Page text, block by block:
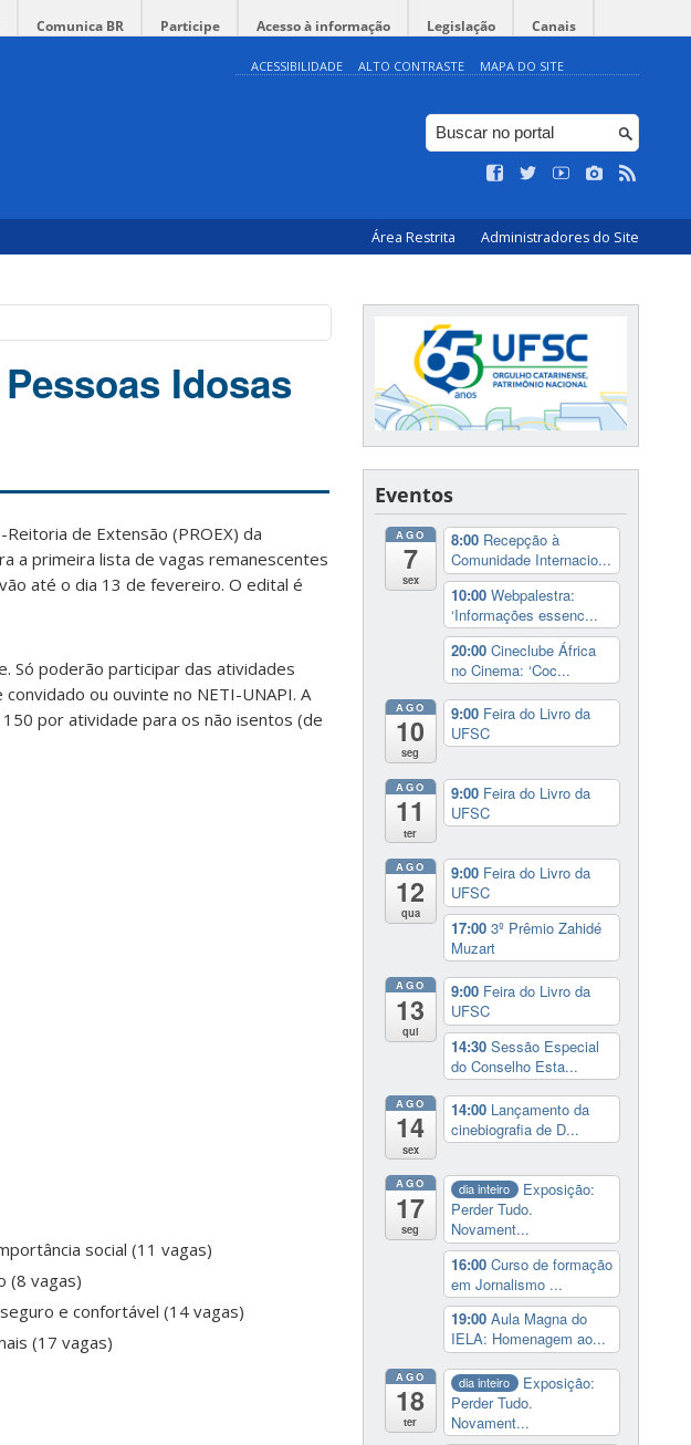
Comunica BR Participe Acesso à informação Legislação Canais
ACESSIBILIDADE ALTO CONTRASTE MAPA DO SITE
Área Restrita Administradores do Site
Idosas
de Extensão (PROEX) da
a primeira lista de vagas remanescentes
vão até o dia 13 de fevereiro. O edital é
Só poderão participar das atividades
ou ouvinte no NETI-UNAPI. A
por atividade para os não isentos (de
social (11 vagas)
(8 vagas)
e confortável (14 vagas)
(17 vagas)
Eventos
AGO
7
sex
8:00 Recepção à
Comunidade Internacio...
10:00 Webpalestra:
‘Informações essenc...
20:00 Cineclube África
no Cinema: ‘Coc...
AGO
10
seg
9:00 Feira do Livro da
UFSC
AGO
11
ter
9:00 Feira do Livro da
UFSC
AGO
12
qua
9:00 Feira do Livro da
UFSC
17:00 3º Prêmio Zahidé
Muzart
AGO
13
qui
9:00 Feira do Livro da
UFSC
14:30 Sessão Especial
do Conselho Esta...
AGO
14
sex
14:00 Lançamento da
cinebiografia de D...
AGO
17
seg
dia inteiro
Exposição:
Perder Tudo.
Novament...
16:00 Curso de formação
em Jornalismo ...
19:00 Aula Magna do
IELA: Homenagem ao...
AGO
18
ter
dia inteiro
Exposição:
Perder Tudo.
Novament...